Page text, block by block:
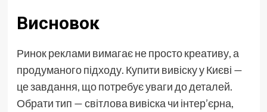
Висновок
Ринок реклами вимагає не просто креативу, а
продуманого підходу. Купити вивіску у Києві —
це завдання, що потребує уваги до деталей.
Обрати тип — світлова вивіска чи інтер’єрна,